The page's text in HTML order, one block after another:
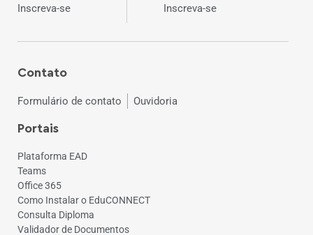
Inscreva-se
Inscreva-se
Contato
Formulário de contato Ouvidoria
Portais
Plataforma EAD
Teams
Office 365
Como Instalar o EduCONNECT
Consulta Diploma
Validador de Documentos